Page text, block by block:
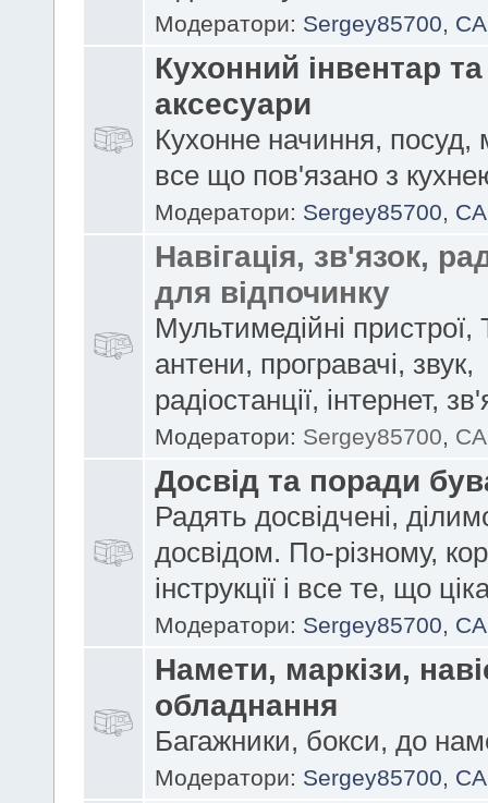
Модератори: Sergey85700,
Кухонний інвентар та
аксесуари
Кухонне начиння, посуд,
все що пов'язано з
Модератори: Sergey85700,
Навігація, зв'язок,
для відпочинку
Мультимедійні пристрої,
антени, програвачі, звук,
радіостанції, інтернет,
Модератори: Sergey85700,
Досвід та поради
Радять досвідчені,
досвідом. По-різному,
інструкції і все те, що
Модератори: Sergey85700,
Намети, маркізи,
обладнання
Багажники, бокси, до
Модератори: Sergey85700,